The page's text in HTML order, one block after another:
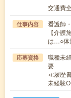
交通費
仕事内容
看護師
【介護
は…○体
応募資格
職種未
要
≪履歴
未経験